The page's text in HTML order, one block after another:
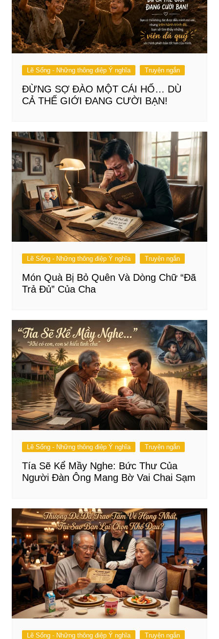
Lẽ Sống - Những thông điệp Ý nghĩa Truyện ngắn
ĐỪNG SỢ ĐÀO MỘT CÁI HỐ… DÙ
CẢ THẾ GIỚI ĐANG CƯỜI BẠN!
Lẽ Sống - Những thông điệp Ý nghĩa Truyện ngắn
Món Quà Bị Bỏ Quên Và Dòng Chữ “Đã
Trả Đủ” Của Cha
Lẽ Sống - Những thông điệp Ý nghĩa Truyện ngắn
Tía Sẽ Kể Mầy Nghe: Bức Thư Của
Người Đàn Ông Mang Bờ Vai Chai Sạm
Lẽ Sống - Những thông điệp Ý nghĩa Truyện ngắn